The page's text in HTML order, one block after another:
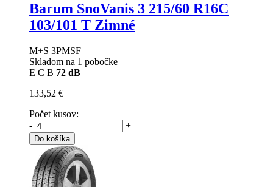
Barum SnoVanis 3 215/60 R16C
103/101 T Zimné
M+S 3PMSF
Skladom na 1 pobočke
E C B 72 dB
133,52 €
Počet kusov:
-
+
Do košíka